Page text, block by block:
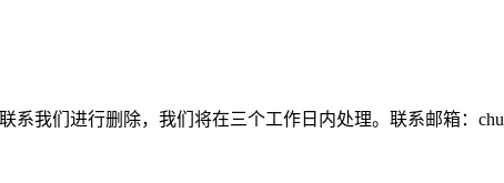
我们进行删除，我们将在三个工作日内处理。联系邮箱：